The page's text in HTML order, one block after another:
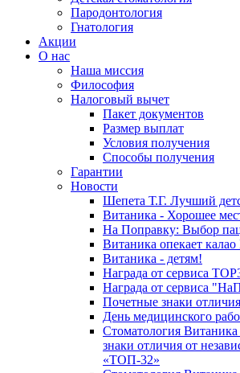
Пародонтология
Гнатология
Акции
О нас
Наша миссия
Философия
Налоговый вычет
Пакет документов
Размер выплат
Условия получения
Способы получения
Гарантии
Новости
Шепета Т.Г. Лучший
Витаника - Хорошее
На Поправку: Выбор
Витаника опекает
Витаника - детям!
Награда от сервиса
Награда от сервиса
Почетные знаки
День медицинского
Стоматология
знаки отличия от
«ТОП-32»